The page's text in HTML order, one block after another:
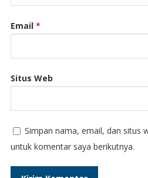
Email *
Situs Web
Simpan nama, email, dan situs
untuk komentar saya berikutnya.